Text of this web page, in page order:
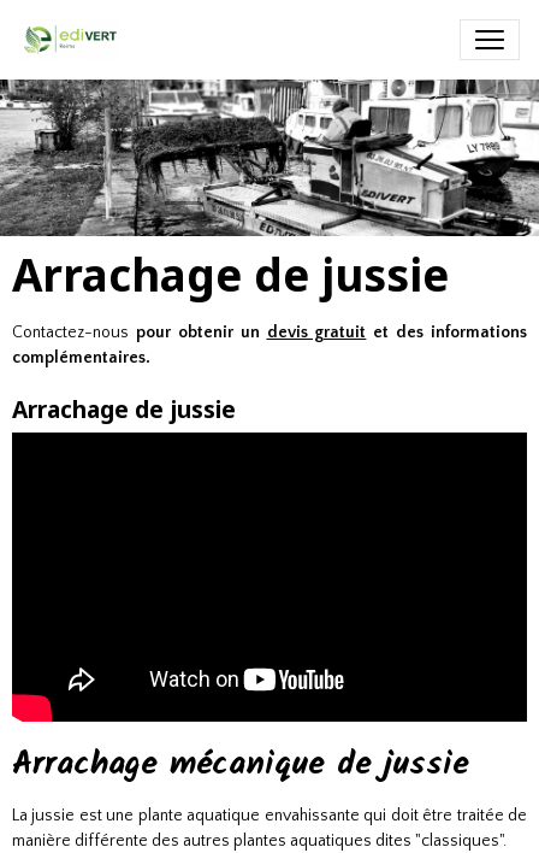
Faucardage - EDIVERT
Faucardage par un engin amphibie (Truxor) dans un port de
plaisance
Arrachage de jussie
Contactez-nous pour obtenir un devis gratuit et des informations
complémentaires.
Arrachage de jussie
Arrachage mécanique de jussie
La jussie est une plante aquatique envahissante qui doit être traitée de
manière différente des autres plantes aquatiques dites "classiques".